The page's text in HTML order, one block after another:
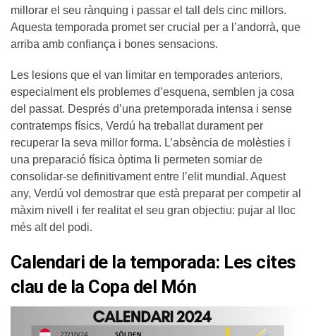
millorar el seu rànquing i passar el tall dels cinc millors.
Aquesta temporada promet ser crucial per a l’andorrà, que
arriba amb confiança i bones sensacions.
Les lesions que el van limitar en temporades anteriors,
especialment els problemes d’esquena, semblen ja cosa
del passat. Després d’una pretemporada intensa i sense
contratemps físics, Verdú ha treballat durament per
recuperar la seva millor forma. L’absència de molèsties i
una preparació física òptima li permeten somiar de
consolidar-se definitivament entre l’elit mundial. Aquest
any, Verdú vol demostrar que està preparat per competir al
màxim nivell i fer realitat el seu gran objectiu: pujar al lloc
més alt del podi.
Calendari de la temporada: Les cites
clau de la Copa del Món